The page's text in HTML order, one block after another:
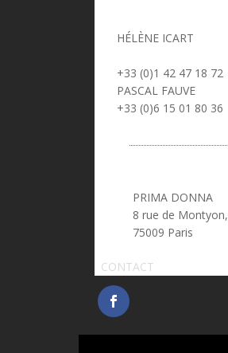
HÉLÈNE ICART
> helene.icart@prima-donna.fr
+33 (0)1 42 47 18 72
PASCAL FAUVE
> pascal.fauve@prima-donna.fr
+33 (0)6 15 01 80 36
PRIMA DONNA
8 rue de Montyon,
75009 Paris
CONTACT